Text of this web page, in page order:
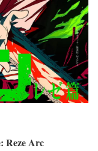
Reze Arc